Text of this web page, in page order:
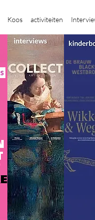
Koos activiteiten